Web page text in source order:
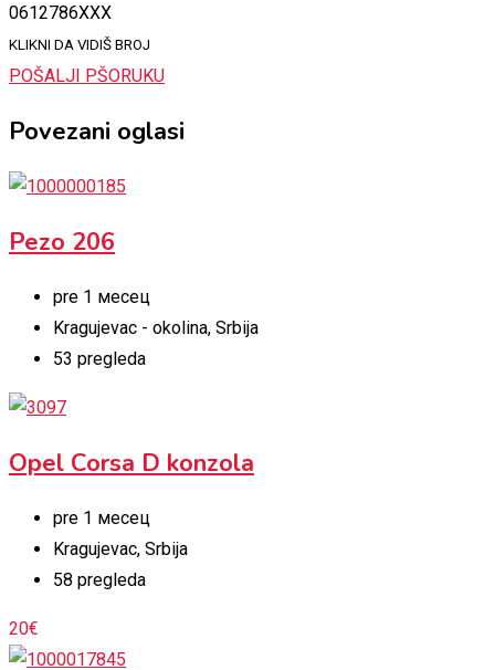
0612786XXX
KLIKNI DA VIDIŠ BROJ
POŠALJI PŠORUKU
Povezani oglasi
Pezo 206
pre 1 месец
Kragujevac - okolina, Srbija
53 pregleda
Opel Corsa D konzola
pre 1 месец
Kragujevac, Srbija
58 pregleda
20€